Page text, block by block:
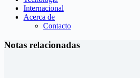
Internacional
Acerca de
Contacto
Notas relacionadas